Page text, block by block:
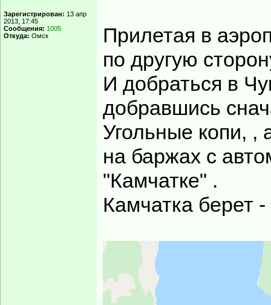
Зарегистрирован: 13 апр
2013, 17:45
Сообщения: 1005
Откуда: Омск
Прилетая в
по другую
И добраться в
добравшись
Угольные копи, ,
на баржах с
"Камчатке" .
Камчатка берет